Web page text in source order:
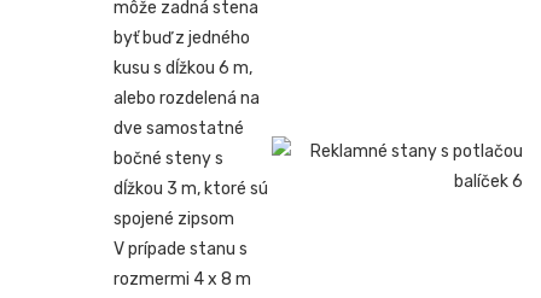
môže zadná stena
byť buď z jedného
kusu s dĺžkou 6 m,
alebo rozdelená na
dve samostatné
bočné steny s
dĺžkou 3 m, ktoré sú
spojené zipsom
V prípade stanu s
rozmermi 4 x 8 m